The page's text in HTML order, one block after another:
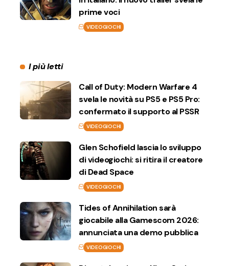
prime voci
VIDEOGIOCHI
I più letti
Call of Duty: Modern Warfare 4
svela le novità su PS5 e PS5 Pro:
confermato il supporto al PSSR
VIDEOGIOCHI
Glen Schofield lascia lo sviluppo
di videogiochi: si ritira il creatore
di Dead Space
VIDEOGIOCHI
Tides of Annihilation sarà
giocabile alla Gamescom 2026:
annunciata una demo pubblica
VIDEOGIOCHI